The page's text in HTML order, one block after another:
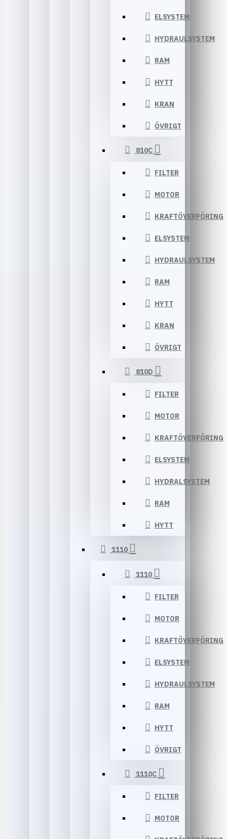
ELSYSTEM
HYDRAULSYSTEM
RAM
HYTT
KRAN
ÖVRIGT
810C
FILTER
MOTOR
KRAFTÖVERFÖRING
ELSYSTEM
HYDRAULSYSTEM
RAM
HYTT
KRAN
ÖVRIGT
810D
FILTER
MOTOR
KRAFTÖVERFÖRING
ELSYSTEM
HYDRALSYSTEM
RAM
HYTT
1110
1110
FILTER
MOTOR
KRAFTÖVERFÖRING
ELSYSTEM
HYDRAULSYSTEM
RAM
HYTT
ÖVRIGT
1110C
FILTER
MOTOR